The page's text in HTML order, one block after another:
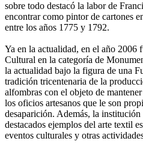
sobre todo destacó la labor de
encontrar como pintor de cartones
entre los años 1775 y 1792.
Ya en la actualidad, en el año 2006
Cultural​ en la categoría de
la actualidad bajo la figura de una
tradición tricentenaria de la
alfombras con el objeto de
los oficios artesanos que le son
desaparición. Además, la
destacados ejemplos del arte textil
eventos culturales y otras